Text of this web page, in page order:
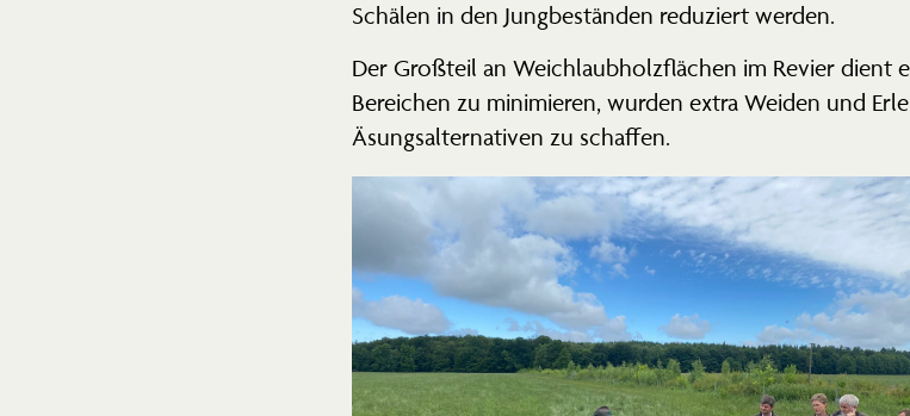
Schälen in den Jungbe­ständen reduziert werden.
Der Großteil an Weich­laub­holz­flächen im Revier dient
Bereichen zu minimieren, wurden extra Weiden und
Äsungs­al­ter­na­tiven zu schaffen.